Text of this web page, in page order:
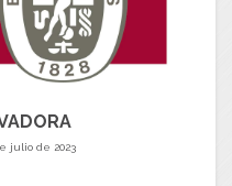
julio de 2023